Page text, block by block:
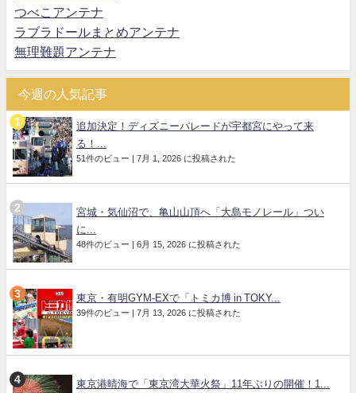
つべこアンテナ
ラブラドールまとめアンテナ
無理難題アンテナ
今週の人気記事
追加決定！ディズニーパレードが宇都宮にやって来
る！...
51件のビュー 7月 1, 2026 に投稿された
宮城・気仙沼で、亀山山頂へ「大島モノレール」つい
に...
48件のビュー 6月 15, 2026 に投稿された
東京・有明GYM-EXで「トミカ博 in TOKY...
39件のビュー 7月 13, 2026 に投稿された
東京港晴海で「東京湾大華火祭」11年ぶりの開催！1...